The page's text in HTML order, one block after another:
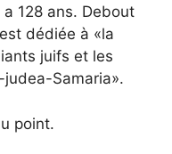
128 ans. Debout
dédiée à «la
juifs et les
Samaria».
point.